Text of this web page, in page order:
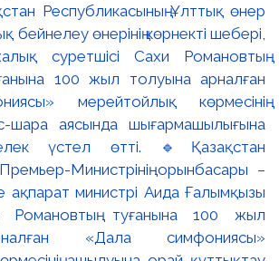
Республикасының Ұлттық өнер
бейнелеу өнерінің көрнекті шебері,
суретшісі Сахи Романовтың
100 жыл толуына арналған
мерейтойлық көрмесінің
шара аясында шығармашылығына
үстел өтті. 🔹Қазақстан
Министрінің орынбасары –
министрі Аида Ғалымқызы
Романовтың туғанына 100 жыл
«Дала симфониясы»